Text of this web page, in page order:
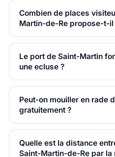
Combien de places
Martin-de-Re propose-t-il
Le port de Saint-Martin
une ecluse ?
Peut-on mouiller en rade
gratuitement ?
Quelle est la distance
Saint-Martin-de-Re par la